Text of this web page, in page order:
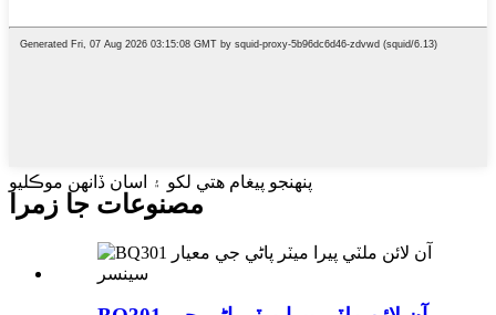
پنهنجو پيغام هتي لکو ۽ اسان ڏانهن موڪليو
مصنوعات جا زمرا